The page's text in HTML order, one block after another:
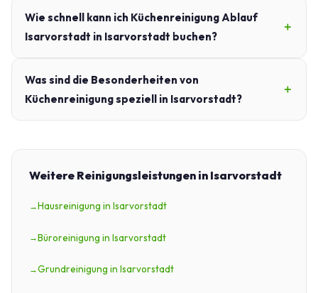
Wie schnell kann ich Küchenreinigung Ablauf
Isarvorstadt in Isarvorstadt buchen?
Was sind die Besonderheiten von
Küchenreinigung speziell in Isarvorstadt?
Weitere Reinigungsleistungen in Isarvorstadt
Hausreinigung in Isarvorstadt
Büroreinigung in Isarvorstadt
Grundreinigung in Isarvorstadt